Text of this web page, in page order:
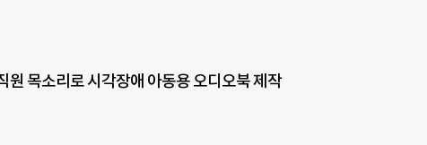
원 목소리로 시각장애 아동용 오디오북 제작